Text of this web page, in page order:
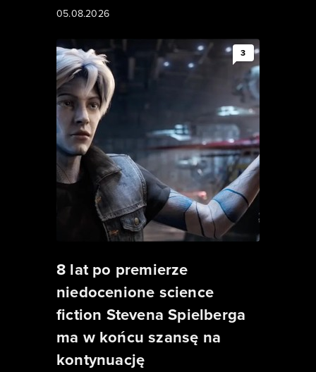
05.08.2026
3
8 lat po premierze
niedocenione science
fiction Stevena Spielberga
ma w końcu szansę na
kontynuację